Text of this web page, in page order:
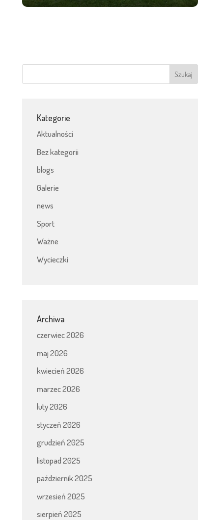
Kategorie
Aktualności
Bez kategorii
blogs
Galerie
news
Sport
Ważne
Wycieczki
Archiwa
czerwiec 2026
maj 2026
kwiecień 2026
marzec 2026
luty 2026
styczeń 2026
grudzień 2025
listopad 2025
październik 2025
wrzesień 2025
sierpień 2025